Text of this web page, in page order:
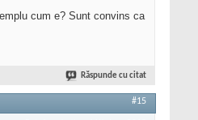
cum e? Sunt convins ca
Răspunde cu citat
#15